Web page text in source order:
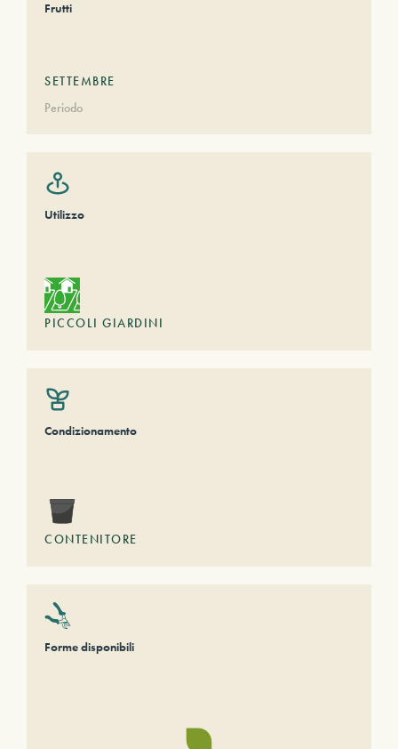
Frutti
SETTEMBRE
Periodo
Utilizzo
PICCOLI GIARDINI
Condizionamento
CONTENITORE
Forme disponibili